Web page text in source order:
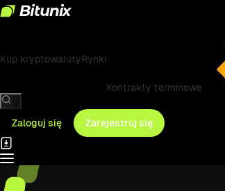
Kup kryptowalutyRynki
Kontrakty terminowe
Zaloguj się
Zarejestruj się